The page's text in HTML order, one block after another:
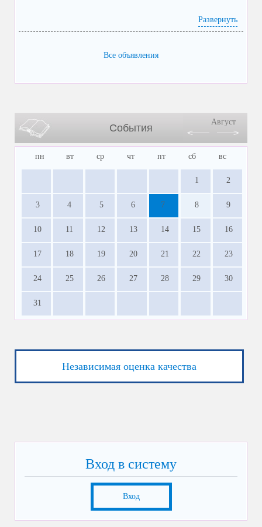
Развернуть
Все объявления
События
Август
пн вт ср чт пт сб вс
1 2
3 4 5 6 7 8 9
10 11 12 13 14 15 16
17 18 19 20 21 22 23
24 25 26 27 28 29 30
31
Независимая оценка качества
Вход в систему
Вход